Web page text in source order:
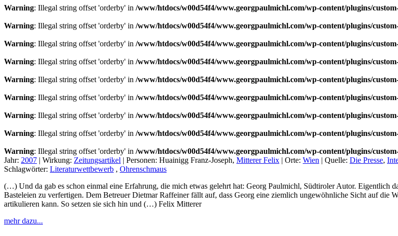
Warning: Illegal string offset 'orderby' in /www/htdocs/w00d54f4/www.georgpaulmichl.com/wp-content/plugins/
Warning: Illegal string offset 'orderby' in /www/htdocs/w00d54f4/www.georgpaulmichl.com/wp-content/plugins/
Warning: Illegal string offset 'orderby' in /www/htdocs/w00d54f4/www.georgpaulmichl.com/wp-content/plugins/
Warning: Illegal string offset 'orderby' in /www/htdocs/w00d54f4/www.georgpaulmichl.com/wp-content/plugins/
Warning: Illegal string offset 'orderby' in /www/htdocs/w00d54f4/www.georgpaulmichl.com/wp-content/plugins/
Warning: Illegal string offset 'orderby' in /www/htdocs/w00d54f4/www.georgpaulmichl.com/wp-content/plugins/
Warning: Illegal string offset 'orderby' in /www/htdocs/w00d54f4/www.georgpaulmichl.com/wp-content/plugins/
Warning: Illegal string offset 'orderby' in /www/htdocs/w00d54f4/www.georgpaulmichl.com/wp-content/plugins/
Warning: Illegal string offset 'orderby' in /www/htdocs/w00d54f4/www.georgpaulmichl.com/wp-content/plugins/
Jahr: 2007 | Wirkung: Zeitungsartikel | Personen: Huainigg Franz-Joseph, Mitterer Felix | Orte: Wien | Quelle: Die Presse,
Schlagwörter: Literaturwettbewerb , Ohrenschmaus
(…) Und da gab es schon einmal eine Erfahrung, die mich etwas gelehrt hat: Georg Paulmichl, Südtiroler Autor. Eigentlich
Basteleien zu verfertigen. Dem Betreuer Dietmar Raffeiner fällt auf, dass Georg eine ziemlich ungewöhnliche Sicht auf die
artikulieren kann. So setzen sie sich hin und (…) Felix Mitterer
mehr dazu...